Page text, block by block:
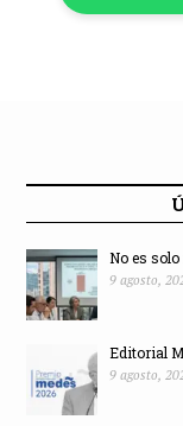
No es
9 agosto,
Editorial
9 agosto,